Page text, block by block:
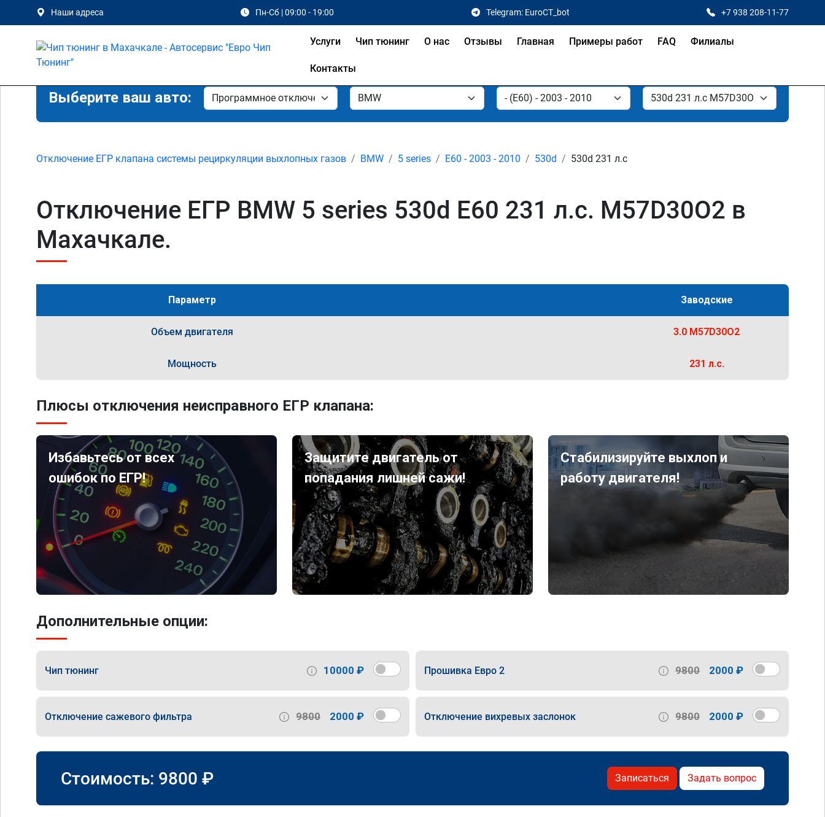
Наши адреса Пн-Сб | 09:00 - 19:00 Telegram: EuroCT_bot +7 938 208-11-77
Услуги Чип тюнинг О нас Отзывы Главная Примеры работ FAQ Филиалы
Контакты
Выберите ваш авто:
Отключение ЕГР клапана системы рециркуляции выхлопных газов BMW 5 series E60 - 2003 - 2010 530d 530d 231 л.с
Отключение ЕГР BMW 5 series 530d E60 231 л.с. M57D30O2 в
Махачкале.
Параметр Заводские
Объем двигателя 3.0 M57D30O2
Мощность 231 л.с.
Плюсы отключения неисправного ЕГР клапана:
Избавьтесь от всех
ошибок по ЕГР!
Защитите двигатель от
попадания лишней сажи!
Стабилизируйте выхлоп и
работу двигателя!
Дополнительные опции:
Чип тюнинг 10000 ₽ Прошивка Евро 2 9800 2000 ₽
Отключение сажевого фильтра 9800 2000 ₽ Отключение вихревых заслонок 9800 2000 ₽
Стоимость: 9800 ₽ Записаться Задать вопрос